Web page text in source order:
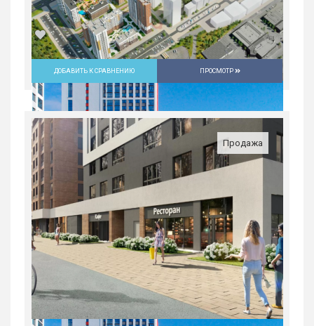
3-комн. квартира в ЖК «Русь» на
ВИЗе...
Россия, Свердловская область,
Екатеринбург
8 963 100 руб.
20/31
ДОБАВИТЬ К СРАВНЕНИЮ ПРОСМОТР
Продажа